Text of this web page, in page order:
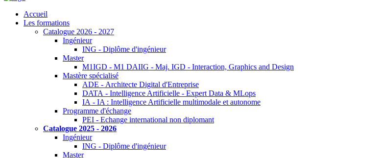
Accueil
Les formations
Catalogue 2026 - 2027
Ingénieur
ING - Diplôme d'ingénieur
Master
M1IGD - M1 DAIIG - Maj. IGD - Interaction, Graphics and Design
Mastère spécialisé
ADE - Architecte Digital d'Entreprise
DATA - Intelligence Artificielle - Expert Data & MLops
IA - IA : Intelligence Artificielle multimodale et autonome
Programme d'échange
PEI - Echange international non diplomant
Catalogue 2025 - 2026
Ingénieur
ING - Diplôme d'ingénieur
Master